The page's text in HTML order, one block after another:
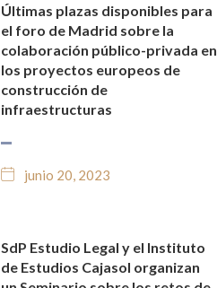
NOTICIAS Y BLOG JURÍDICO
Últimas plazas disponibles para
el foro de Madrid sobre la
colaboración público-privada en
los proyectos europeos de
construcción de
infraestructuras
junio 20, 2023
NOTICIAS Y BLOG JURÍDICO
SdP Estudio Legal y el Instituto
de Estudios Cajasol organizan